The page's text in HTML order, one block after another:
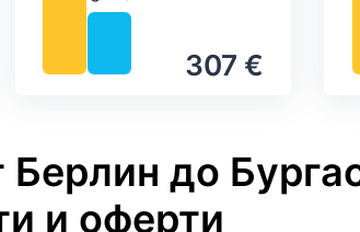
307 €
Берлин до
и оферти